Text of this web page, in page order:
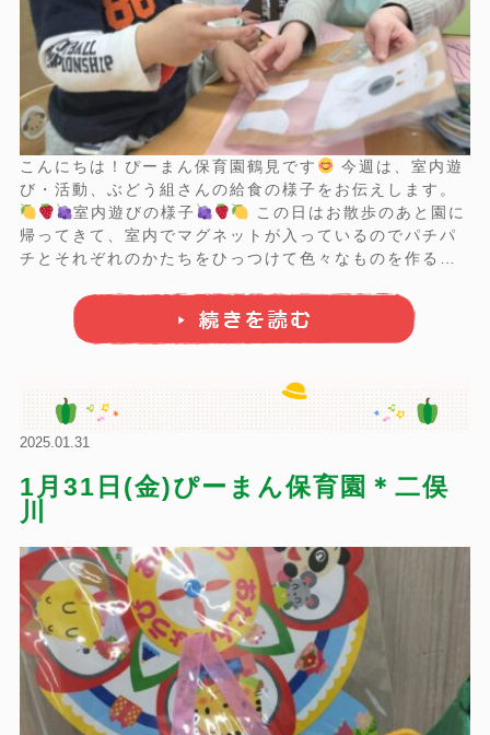
こんにちは！ぴーまん保育園鶴見です
今週は、室内遊
び・活動、ぶどう組さんの給食の様子をお伝えします。
室内遊びの様子
この日はお散歩のあと園に
帰ってきて、室内でマグネットが入っているのでパチパ
チとそれぞれのかたちをひっつけて色々なものを作るこ
こちらはペットボトルのキャップで作ってあるぽっ
とん遊びです。 プラスチ ...
2025.01.31
1月31日(金)ぴーまん保育園＊二俣
川